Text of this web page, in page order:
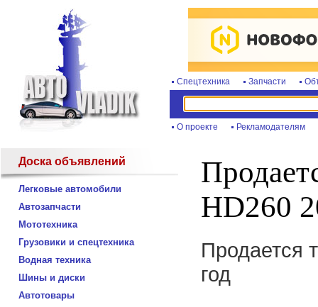
Спецтехника Запчасти
О проекте Рекламодателям
Доска объявлений
Легковые автомобили
Автозапчасти
Мототехника
Грузовики и спецтехника
Водная техника
Шины и диски
Автотовары
HD260
Продается
год